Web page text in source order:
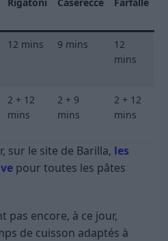
12 mins 9 mins
12
mins
2 + 12
mins
2 + 9
mins
2 + 12
mins
sur le site de Barilla, les
pour toutes les pâtes
pas encore, à ce jour,
de cuisson adaptés à